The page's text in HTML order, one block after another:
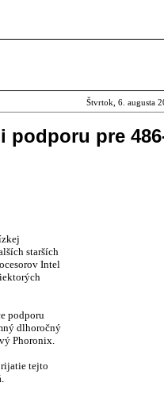
Štvrtok, 6. augusta
podporu pre
starších
Intel
podporu
dlhoročný
Phoronix.
tejto